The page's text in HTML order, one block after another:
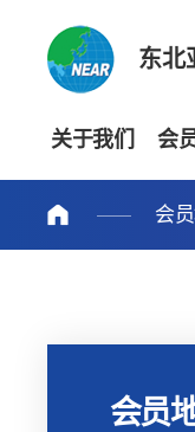
东北
关于我们 会
会
会员